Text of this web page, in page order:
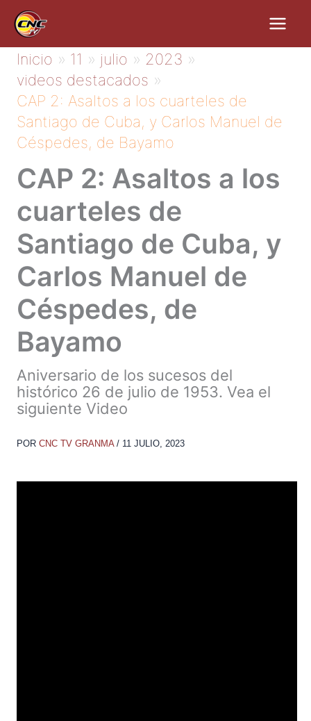
contenido
Inicio 11 julio
2023
videos destacados
CAP 2: Asaltos a los cuarteles de
Santiago de Cuba, y Carlos Manuel de
Céspedes, de Bayamo
CAP 2: Asaltos a los
cuarteles de
Santiago de Cuba, y
Carlos Manuel de
Céspedes, de
Bayamo
Aniversario de los sucesos del
histórico 26 de julio de 1953. Vea el
siguiente Video
POR CNC TV GRANMA / 11 JULIO, 2023